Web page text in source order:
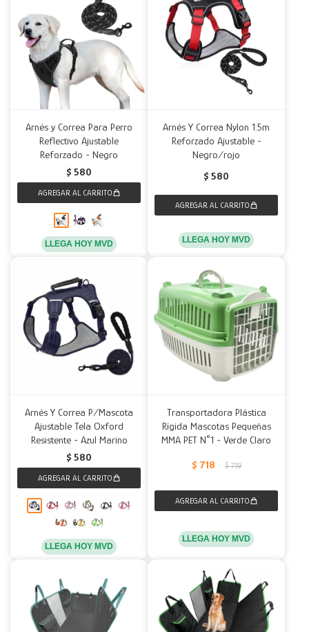
Arnés y Correa Para Perro
Reflectivo Ajustable
Reforzado - Negro
$ 580
LLEGA HOY MVD
Arnés Y Correa Nylon 1.5m
Reforzado Ajustable -
Negro/rojo
$ 580
LLEGA HOY MVD
Arnés Y Correa P/Mascota
Ajustable Tela Oxford
Resistente - Azul Marino
$ 580
LLEGA HOY MVD
Transportadora Plástica
Rígida Mascotas Pequeñas
MMA PET N°1 - Verde Claro
$ 718 $ 719
LLEGA HOY MVD